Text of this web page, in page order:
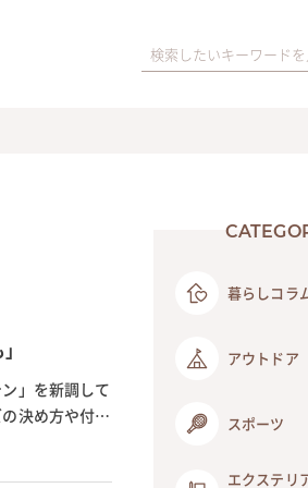
」を新調して
決め方や付け
暮らしコラ
アウトドア
スポーツ
エクステリ